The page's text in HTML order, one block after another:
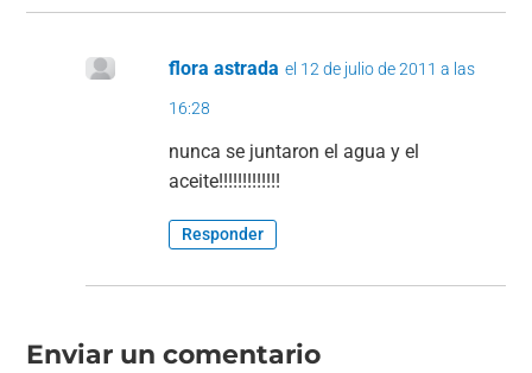
flora astrada el 12 de julio de 2011 a las
16:28
nunca se juntaron el agua y el
aceite!!!!!!!!!!!!!
Responder
Enviar un comentario